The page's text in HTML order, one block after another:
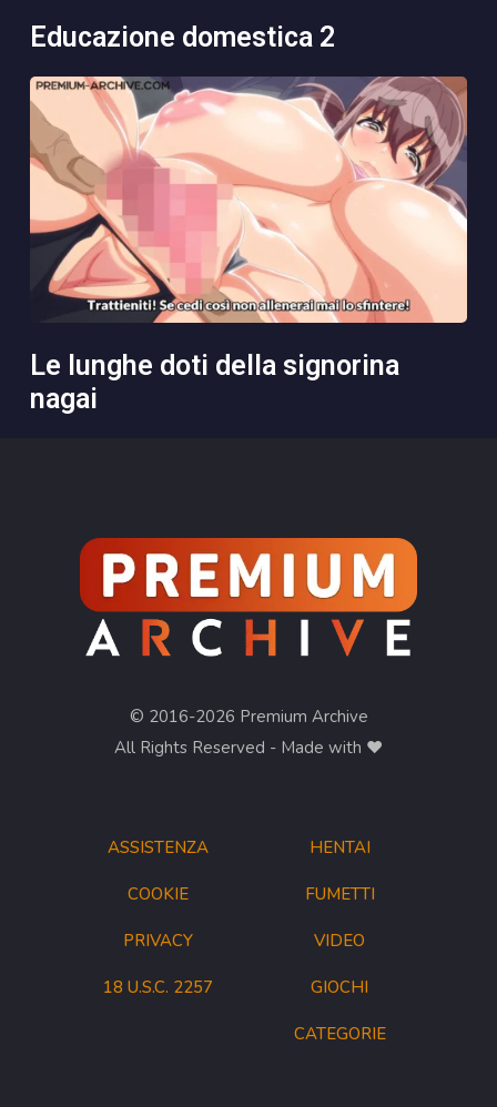
educazione domestica 2
le lunghe doti della signorina
nagai
ASSISTENZA
COOKIE
PRIVACY
18 U.S.C. 2257
© 2016-2026 Premium Archive
All Rights Reserved - Made with ❤︎
HENTAI
FUMETTI
VIDEO
GIOCHI
CATEGORIE